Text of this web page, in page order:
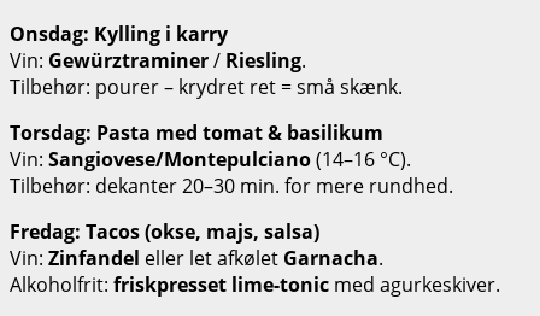
Onsdag: Kylling i karry
Vin: Gewürztraminer/ Riesling.
Tilbehør: pourer – krydret ret = små skænk.
Torsdag: Pasta med tomat & basilikum
Vin: Sangiovese/Montepulciano(14–16 °C).
Tilbehør: dekanter 20–30 min. for mere rundhed.
Fredag: Tacos (okse, majs, salsa)
Vin: Zinfandel eller let afkølet Garnacha.
Alkoholfrit: friskpresset lime-tonic med agurkeskiver.